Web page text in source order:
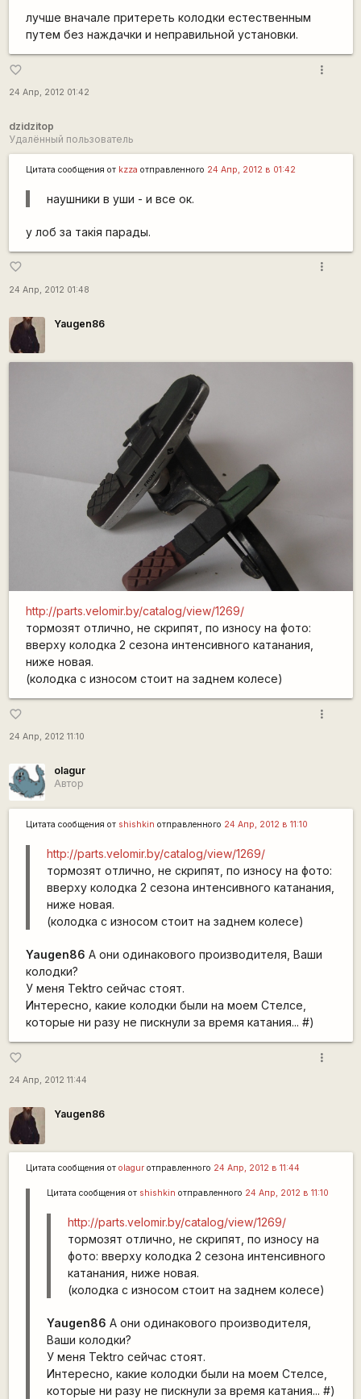
лучше вначале притереть колодки естественным
путем без наждачки и неправильной установки.
favorite_border
24 Апр, 2012 01:42
more_vert
dzidzitop
Удалённый пользователь
Цитата сообщения от kzza отправленного 24 Апр, 2012 в 01:42
наушники в уши - и все ок.
у лоб за такія парады.
favorite_border
24 Апр, 2012 01:48
more_vert
Yaugen86
http://parts.velomir.by/catalog/view/1269/
тормозят отлично, не скрипят, по износу на фото:
вверху колодка 2 сезона интенсивного катанания,
ниже новая.
(колодка с износом стоит на заднем колесе)
favorite_border
24 Апр, 2012 11:10
more_vert
olagur
Автор
Цитата сообщения от shishkin отправленного 24 Апр, 2012 в 11:10
http://parts.velomir.by/catalog/view/1269/
тормозят отлично, не скрипят, по износу на фото:
вверху колодка 2 сезона интенсивного катанания,
ниже новая.
(колодка с износом стоит на заднем колесе)
Yaugen86 А они одинакового производителя, Ваши
колодки?
У меня Tektro сейчас стоят.
Интересно, какие колодки были на моем Стелсе,
которые ни разу не пискнули за время катания... #)
favorite_border
24 Апр, 2012 11:44
more_vert
Yaugen86
Цитата сообщения от olagurотправленного 24 Апр, 2012 в 11:44
Цитата сообщения от shishkin отправленного 24 Апр, 2012 в 11:10
http://parts.velomir.by/catalog/view/1269/
тормозят отлично, не скрипят, по износу на
фото: вверху колодка 2 сезона интенсивного
катанания, ниже новая.
(колодка с износом стоит на заднем колесе)
Yaugen86 А они одинакового производителя,
Ваши колодки?
У меня Tektro сейчас стоят.
Интересно, какие колодки были на моем Стелсе,
которые ни разу не пискнули за время катания... #)